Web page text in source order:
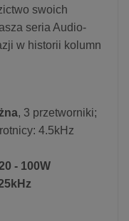
swoich
seria Audio-
w historii kolumn
, 3 przetworniki;
4.5kHz
- 100W